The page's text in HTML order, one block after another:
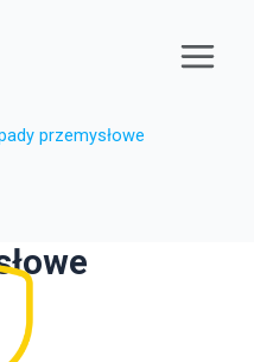
Main
przemysłowe